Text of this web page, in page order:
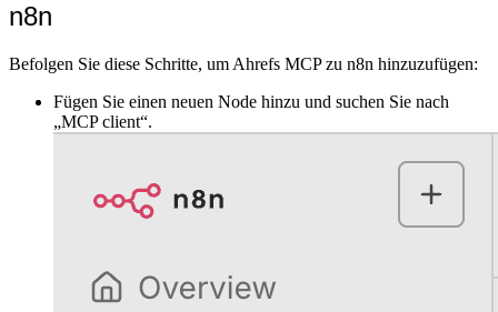
n8n
Befolgen Sie diese Schritte, um Ahrefs MCP zu n8n hinzuzufügen:
Fügen Sie einen neuen Node hinzu und suchen Sie nach
„MCP client“.